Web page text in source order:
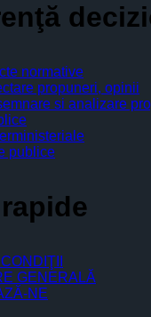
normative
propuneri, opinii
si analizare
publice
GENERALĂ
NE